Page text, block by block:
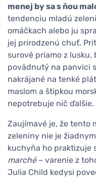
menej by sa s ňou
tendenciu mladú
omáčkach alebo ju
jej prirodzenú chuť.
surové priamo z lusku,
povädnutý na panvici
nakrájané na tenké
maslom a štipkou
nepotrebuje nič ďalšie.
Zaujímavé je, že tento
zeleniny nie je
kuchyňa ho praktizuje
marché– varenie z
Julia Child kedysi